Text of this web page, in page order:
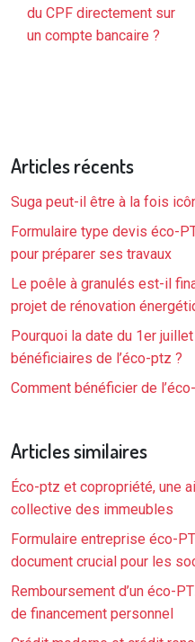
du CPF directement sur
un compte bancaire ?
Articles récents
Suga peut-il être à la fois
Formulaire type devis éco-
pour préparer ses travaux
Le poêle à granulés est-il
projet de rénovation
Pourquoi la date du 1er
bénéficiaires de l’éco-ptz ?
Comment bénéficier de
Articles similaires
Éco-ptz et copropriété, une
collective des immeubles
Formulaire entreprise éco-
document crucial pour les
Remboursement d’un éco-
de financement personnel